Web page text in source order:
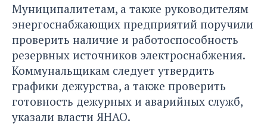
Муниципалитетам, а также руководителям
энергоснабжающих предприятий поручили
проверить наличие и работоспособность
резервных источников электроснабжения.
Коммунальщикам следует утвердить
графики дежурства, а также проверить
готовность дежурных и аварийных служб,
указали власти ЯНАО.